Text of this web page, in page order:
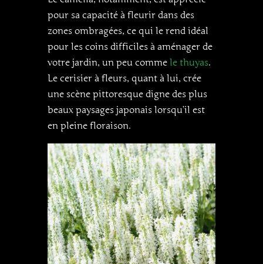
pour sa capacité à fleurir dans des
zones ombragées, ce qui le rend idéal
pour les coins difficiles à aménager de
votre jardin, un peu comme le thuyas.
Le cerisier à fleurs, quant à lui, crée
une scène pittoresque digne des plus
beaux paysages japonais lorsqu’il est
en pleine floraison.